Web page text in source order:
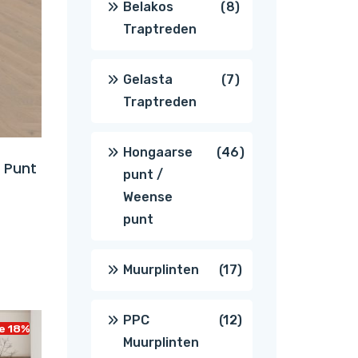
18%
Belakos
Traptreden
88
Gelasta
Traptreden
77
Hongaarse
punt /
Weense
punt
4646
Muurplinten 1717
producten
PPC
Muurplinten
1212